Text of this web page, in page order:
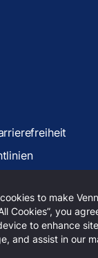
to make
Cookies”, you
to enhance
and assist in our